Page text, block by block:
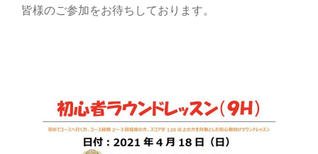
皆様のご参加をお待ちしております。